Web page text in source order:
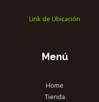
Link de Ubicación
Menú
Home
Tienda